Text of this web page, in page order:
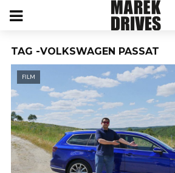
TAG -VOLKSWAGEN PASSAT
FILM